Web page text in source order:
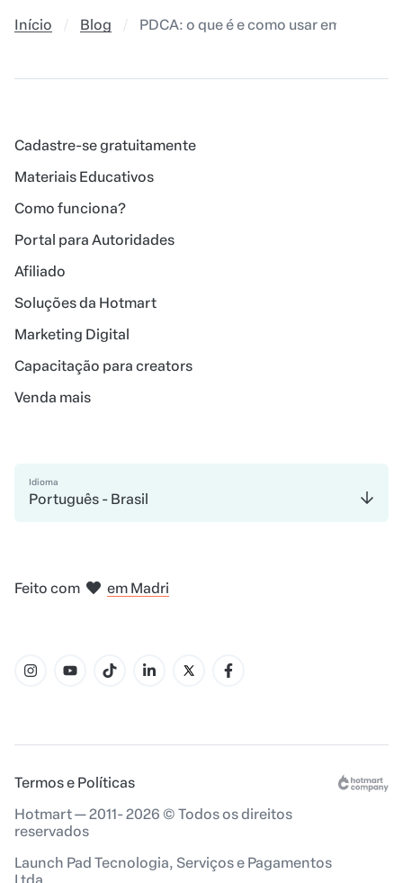
Início Blog PDCA: o que é e como usar em
Cadastre-se gratuitamente
Materiais Educativos
Como funciona?
Portal para Autoridades
Afiliado
Soluções da Hotmart
Marketing Digital
Capacitação para creators
Venda mais
Idioma
Português - Brasil
Feito com
Termos e Políticas
Hotmart — 2011- 2026 © Todos os direitos
reservados
Launch Pad Tecnologia, Serviços e Pagamentos